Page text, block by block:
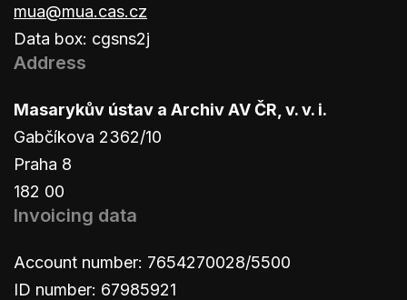
mua@mua.cas.cz
Data box: cgsns2j
Address
Masarykův ústav a Archiv AV ČR, v. v. i.
Gabčíkova 2362/10
Praha 8
182 00
Invoicing data
Account number: 7654270028/5500
ID number: 67985921